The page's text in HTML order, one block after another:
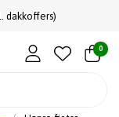
dakkoffers)
0